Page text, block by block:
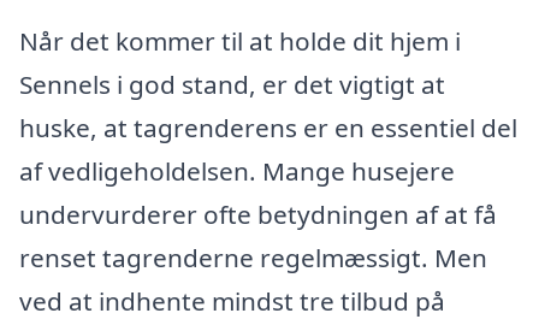
Når det kommer til at holde dit hjem i
Sennels i god stand, er det vigtigt at
huske, at tagrenderens er en essentiel del
af vedligeholdelsen. Mange husejere
undervurderer ofte betydningen af at få
renset tagrenderne regelmæssigt. Men
ved at indhente mindst tre tilbud på